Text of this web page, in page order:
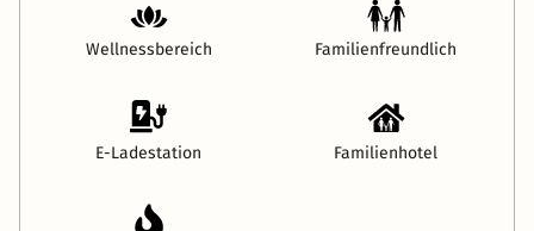
Wellnessbereich Familienfreundlich
E-Ladestation Familienhotel